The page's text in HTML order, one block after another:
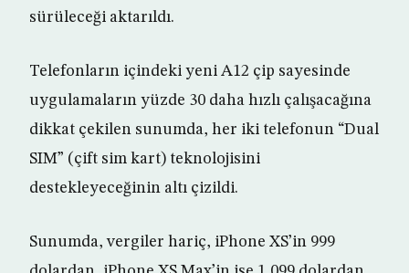
sürüleceği aktarıldı.
Telefonların içindeki yeni A12 çip sayesinde
uygulamaların yüzde 30 daha hızlı çalışacağına
dikkat çekilen sunumda, her iki telefonun “Dual
SIM” (çift sim kart) teknolojisini
destekleyeceğinin altı çizildi.
Sunumda, vergiler hariç, iPhone XS’in 999